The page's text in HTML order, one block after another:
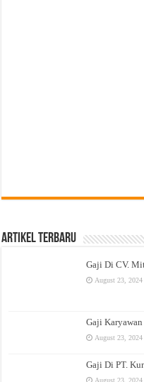
Artikel Terbaru
Gaji Di CV.
August 23, 2024
Gaji
August 23, 2024
Gaji Di PT.
August 23, 2024